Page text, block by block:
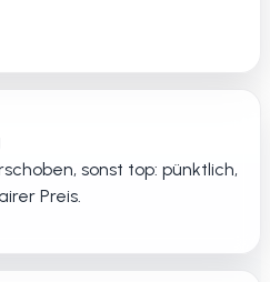
sonst top: pünktlich,
Preis.